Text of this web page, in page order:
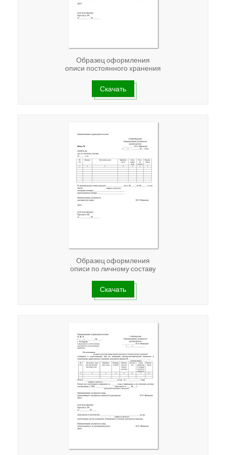
Образец оформления
описи постоянного хранения
Скачать
Образец оформления
описи по личному составу
Скачать